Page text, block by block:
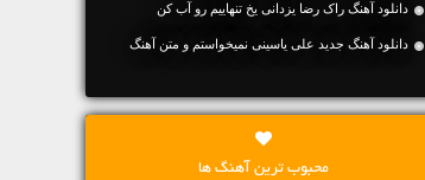
دانلود آهنگ راک رضا یزدانی یخ تنهاییم رو آب کن
دانلود آهنگ جديد علی یاسینی نمیخواستم و متن آهنگ
محبوب ترین آهنگ ها